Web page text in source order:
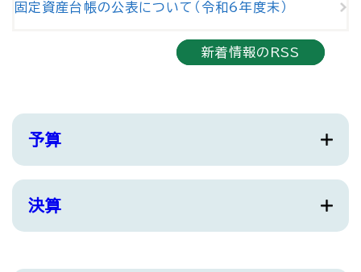
固定資産台帳の公表について（令和6年度末）
新着情報のRSS
予算
決算